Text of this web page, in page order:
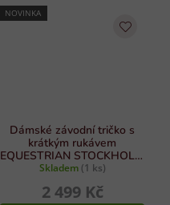
NOVINKA
Dámské závodní tričko s
krátkým rukávem
EQUESTRIAN STOCKHOLM
Dramatic Monday vel. M
Skladem (1 ks)
2 499 Kč